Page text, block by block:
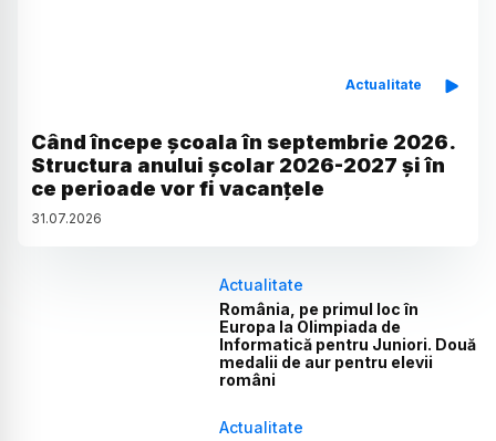
Actualitate
Când începe școala în septembrie 2026.
Structura anului școlar 2026-2027 și în
ce perioade vor fi vacanțele
31.07.2026
Actualitate
România, pe primul loc în
Europa la Olimpiada de
Informatică pentru Juniori. Două
medalii de aur pentru elevii
români
Actualitate